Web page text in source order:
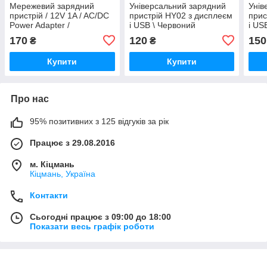
Мережевий зарядний
пристрій / 12V 1A / AC/DC
Power Adapter /
живлення / Чорний
170 ₴
Купити
Універсальний зарядний
пристрій HY02 з дисплеєм
і USB \ Червоний
120₴
Купити
і
150
Про нас
95% позитивних з 125 відгуків за рік
Працює з 29.08.2016
м. Кіцмань
Кіцмань, Україна
Контакти
Сьогодні працює з 09:00 до 18:00
Показати весь графік роботи